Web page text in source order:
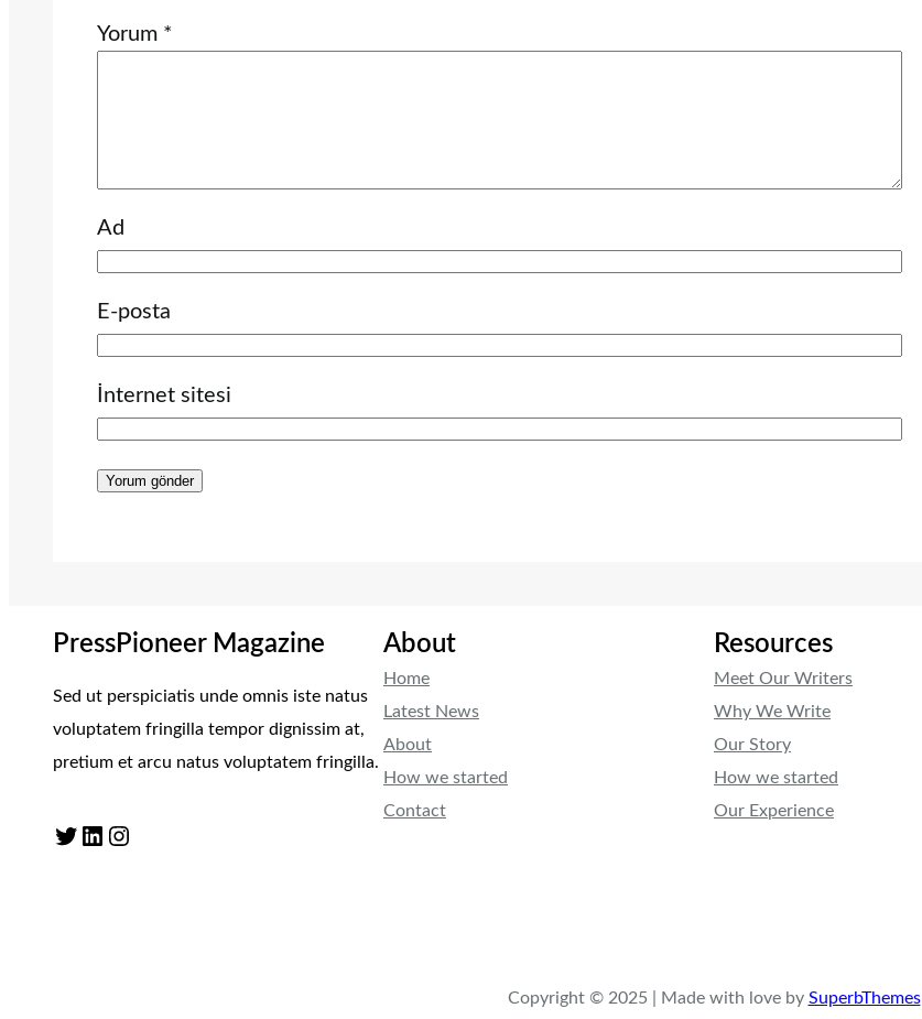
Yorum *
Ad
E-posta
İnternet sitesi
PressPioneer Magazine
Sed ut perspiciatis unde omnis iste natus
voluptatem fringilla tempor dignissim at,
pretium et arcu natus voluptatem fringilla.
Twitter LinkedIn Instagram
About
Home
Latest News
About
How we started
Contact
Resources
Meet Our Writers
Why We Write
Our Story
How we started
Our Experience
Copyright © 2025 | Made with love by SuperbThemes